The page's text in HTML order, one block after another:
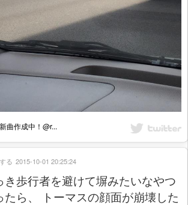
曲作成中！@r...
き歩行者を避けて塀みたいなやつ
たら、 トーマスの顔面が崩壊した
る 2015-10-01 20:25:24